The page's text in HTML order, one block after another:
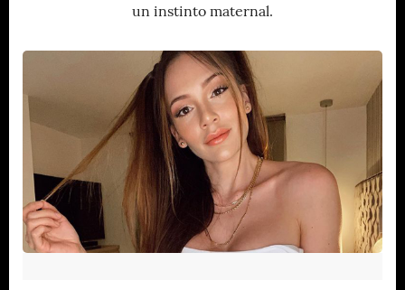
un instinto maternal.